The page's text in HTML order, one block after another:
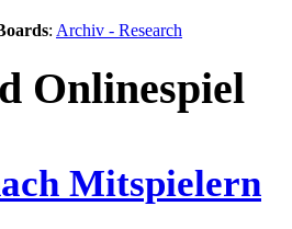
: Archiv - Research
Onlinespiel
Mitspielern